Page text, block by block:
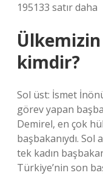
195133 satır daha
kimdir?
Sol üst: İsmet
görev yapan
Demirel, en çok
başbakanıydı.
tek kadın
Türkiye’nin son